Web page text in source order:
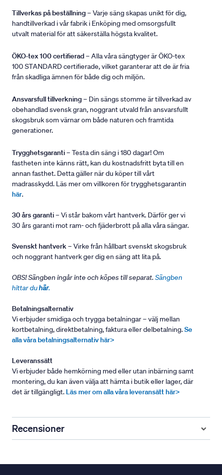
Tillverkas på beställning– Varje säng skapas unikt för dig,
handtillverkad i vår fabrik i Enköping med omsorgsfullt
utvalt material för att säkerställa högsta kvalitet.
ÖKO-tex 100 certifierad– Alla våra sängtyger är ÖKO-tex
100 STANDARD certifierade, vilket garanterar att de är fria
från skadliga ämnen för både dig och miljön.
Ansvarsfull tillverkning– Din sängs stomme är tillverkad av
obehandlad svensk gran, noggrant utvald från ansvarsfullt
skogsbruk som värnar om både naturen och framtida
generationer.
Trygghetsgaranti– Testa din säng i 180 dagar! Om
fastheten inte känns rätt, kan du kostnadsfritt byta till en
annan fasthet. Detta gäller när du köper till vårt
madrasskydd. Läs mer om villkoren för trygghetsgarantin
här.
30 års garanti– Vi står bakom vårt hantverk. Därför ger vi
30 års garanti mot ram- och fjäderbrott på alla våra sängar.
Svenskt hantverk– Virke från hållbart svenskt skogsbruk
och noggrant hantverk ger dig en säng att lita på.
OBS! Sängben ingår inte och köpes till separat. Sängben
hittar duhär.
Betalningsalternativ
Vi erbjuder smidiga och trygga betalningar – välj mellan
kortbetalning, direktbetalning, faktura eller delbetalning.Se
alla våra betalningsalternativ här>
Leveranssätt
Vi erbjuder både hemkörning med eller utan inbärning samt
montering, du kan även välja att hämta i butik eller lager, där
det är tillgängligt. Läs mer om alla våra leveransätt här>
Recensioner